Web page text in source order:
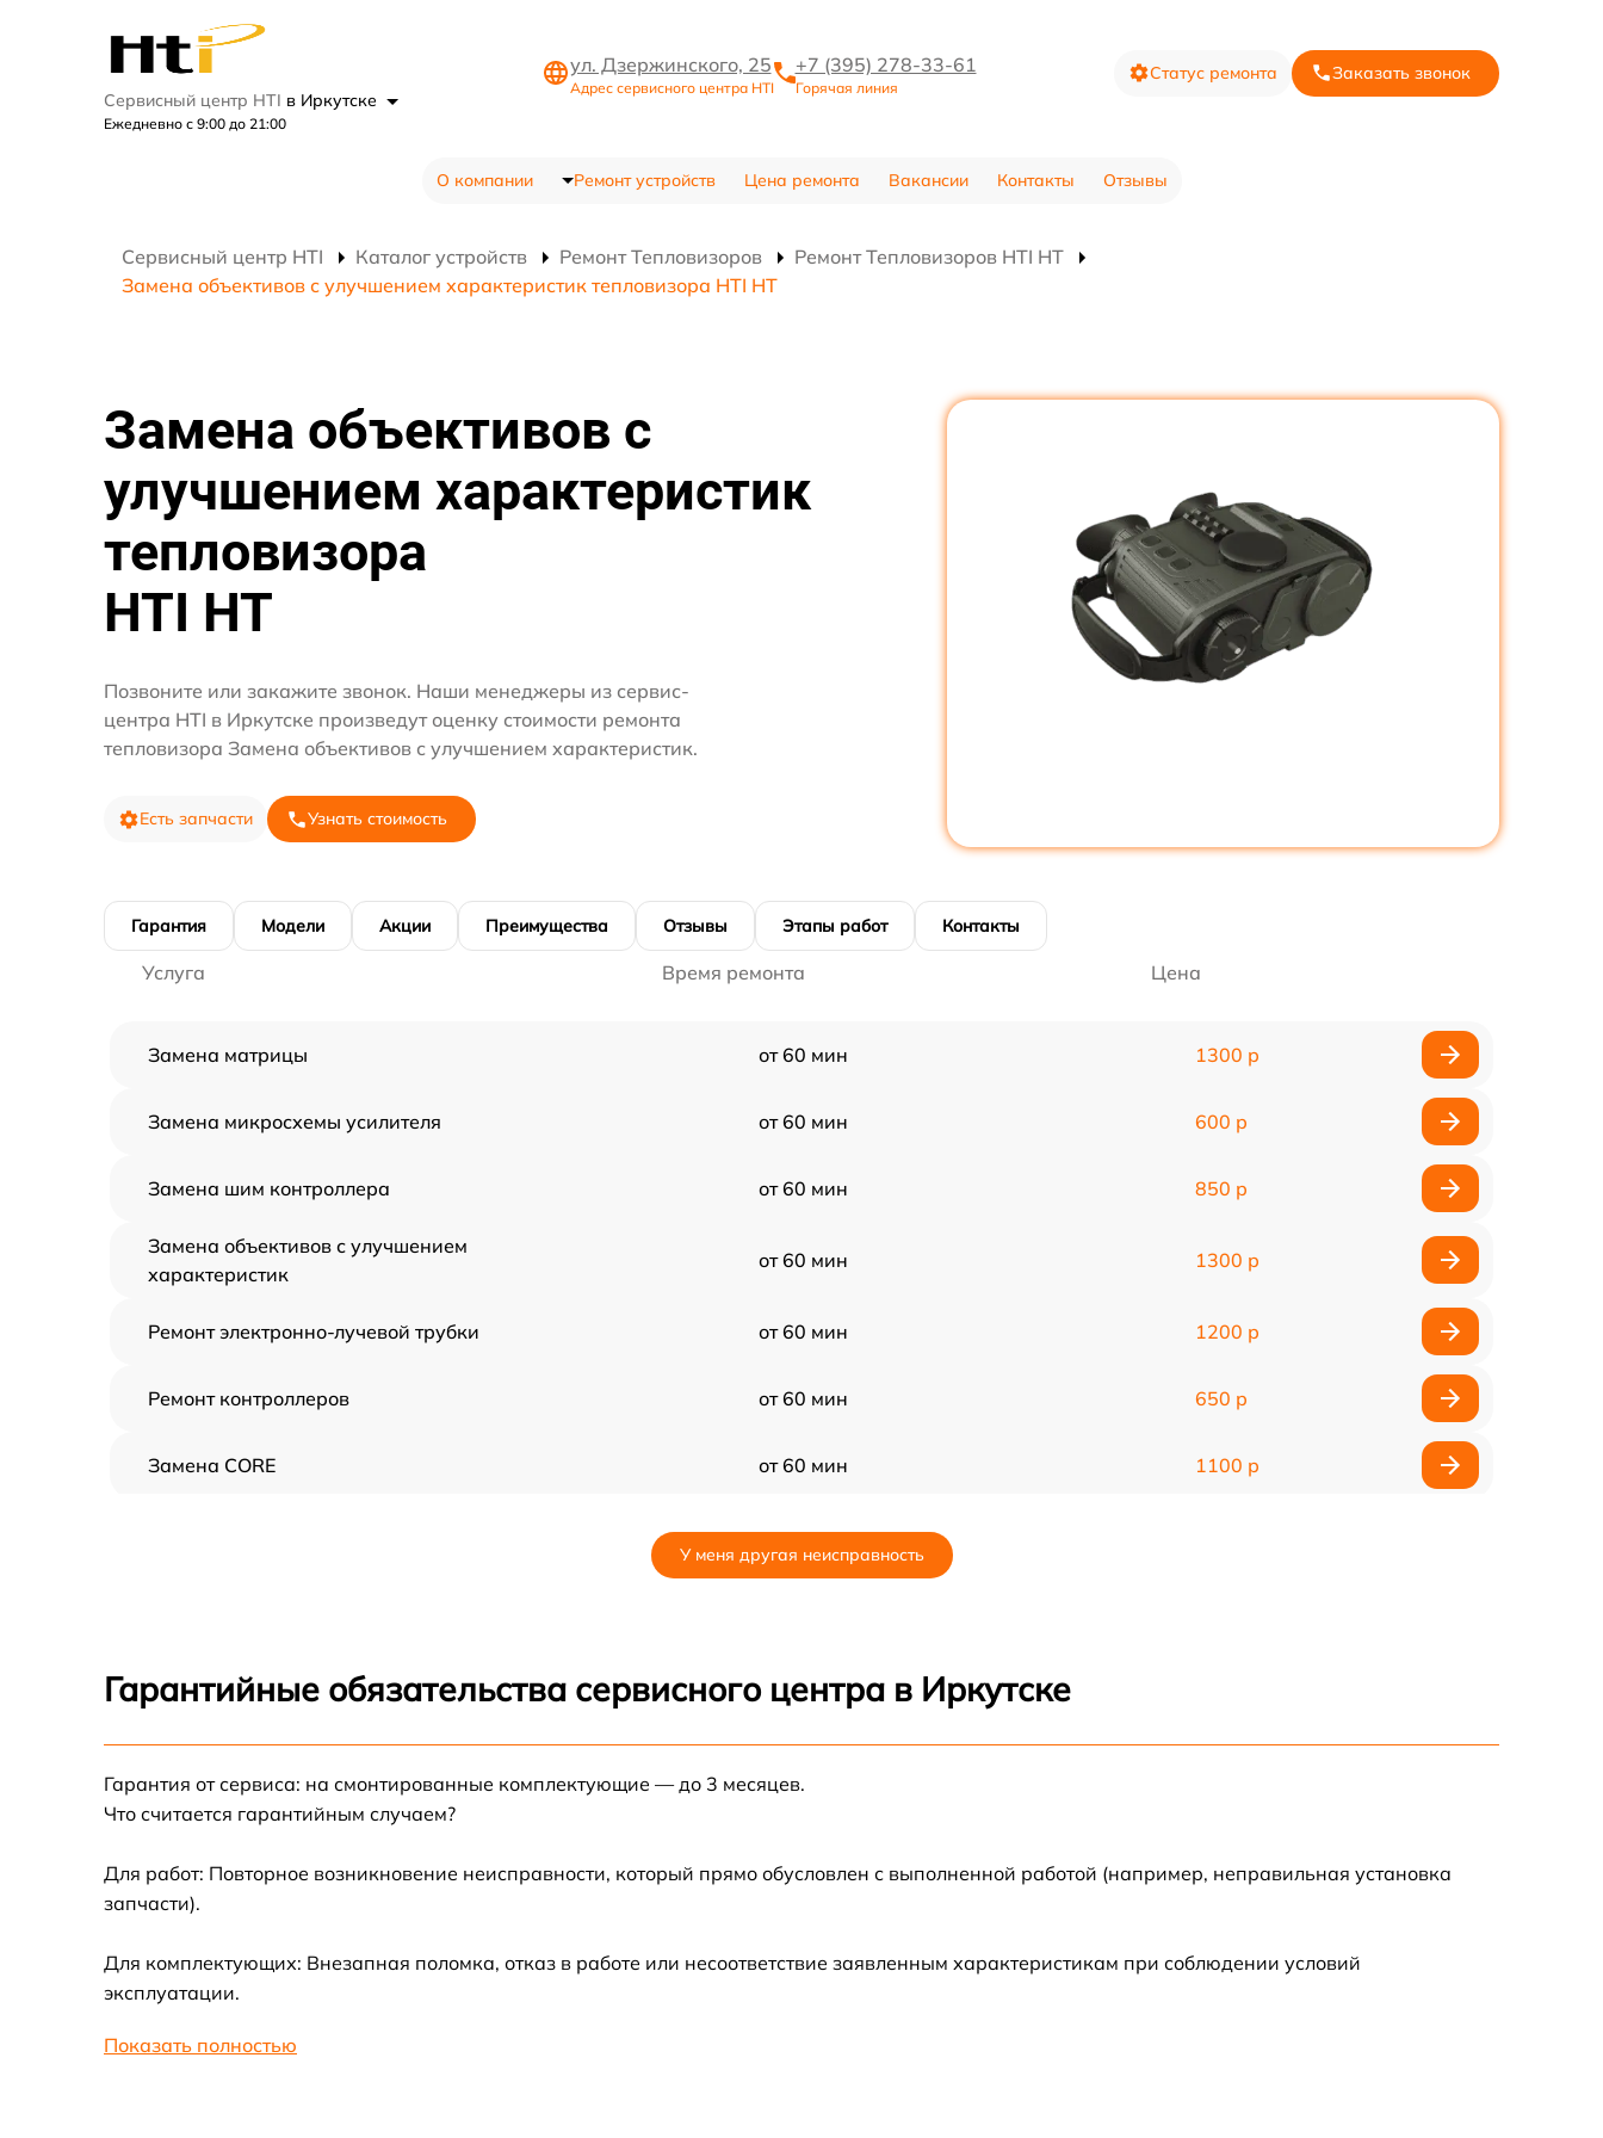
Сервисный центр HTI в Иркутске
Ежедневно с 9:00 до 21:00
ул. Дзержинского, 25
Адрес сервисного центра HTI
+7 (395) 278-33-61
Горячая линия
Статус ремонта Заказать звонок
О компании Ремонт устройств Цена ремонта Вакансии Контакты Отзывы
Сервисный центр HTI Каталог устройств Ремонт Тепловизоров
Ремонт Тепловизоров HTI HT
Замена объективов с улучшением характеристик тепловизора HTI HT
Замена объективов с
улучшением характеристик
тепловизора
HTI HT
Позвоните или закажите звонок. Наши менеджеры из сервис-
центра HTI в Иркутске произведут оценку стоимости ремонта
тепловизора Замена объективов с улучшением характеристик.
Есть запчасти Узнать стоимость
Гарантия Модели Акции Преимущества Отзывы Этапы работ Контакты
Услуга Время ремонта Цена
Замена матрицы от 60 мин 1300 р
Замена микросхемы усилителя от 60 мин 600 р
Замена шим контроллера от 60 мин 850 р
Замена объективов с улучшением
характеристик
от 60 мин 1300 р
Ремонт электронно-лучевой трубки от 60 мин 1200 р
Ремонт контроллеров от 60 мин 650 р
Замена CORE от 60 мин 1100 р
от 60 мин
Ремонт встроенного дальнометра и
других устройств
Замена микросхемы логики от 60 мин 450 р
Ремонт цепи питания
У меня другая неисправность
Гарантийные обязательства сервисного центра в Иркутске
Гарантия от сервиса: на смонтированные комплектующие — до 3 месяцев.
Что считается гарантийным случаем?
Для работ: Повторное возникновение неисправности, который прямо обусловлен с выполненной работой (например, неправильная установка
запчасти).
Для комплектующих: Внезапная поломка, отказ в работе или несоответствие заявленным характеристикам при соблюдении условий
эксплуатации.
Показать полностью